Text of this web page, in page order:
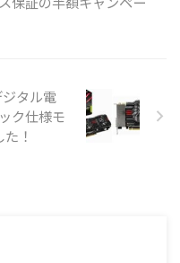
タル電
ク仕様モ
！